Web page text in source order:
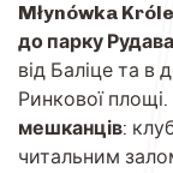
Młynówka
до парку
від Баліце та в
Ринкової площі.
мешканців:
читальним